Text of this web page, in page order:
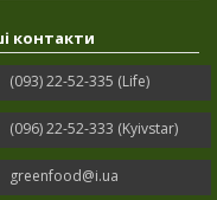
контакти
(093) 22-52-335 (Life)
(096) 22-52-333 (Kyivstar)
greenfood@i.ua